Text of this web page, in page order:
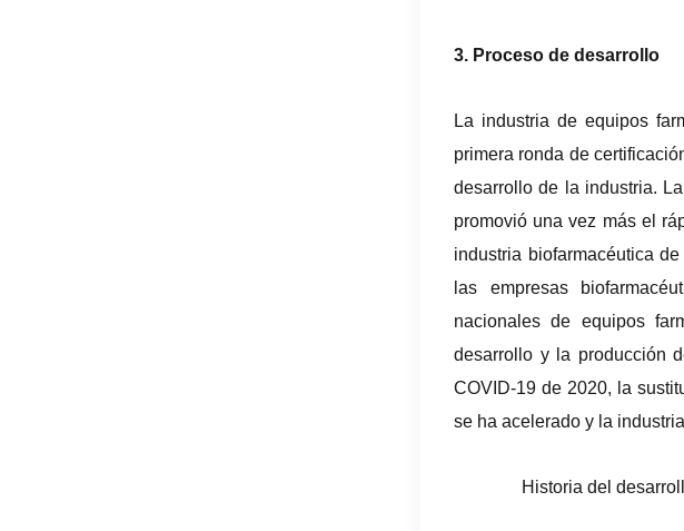
3. Proceso de desarrollo
La industria de equipos
primera ronda de
desarrollo de la industria.
promovió una vez más el
industria biofarmacéutica
las empresas
nacionales de equipos
desarrollo y la producción
COVID-19 de 2020, la
se ha acelerado y la
Historia del